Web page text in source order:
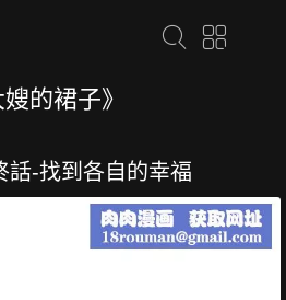
嫂的裙子》
話-找到各自的幸福